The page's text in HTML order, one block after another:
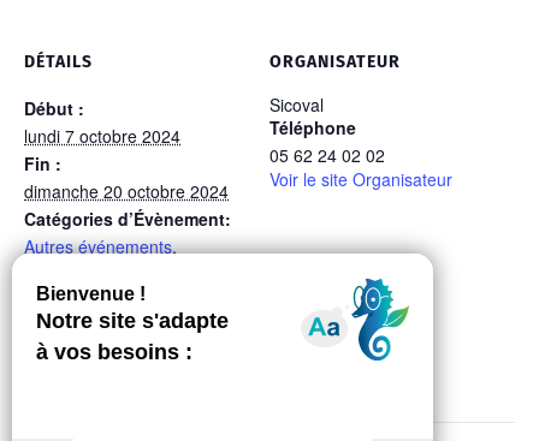
DÉTAILS
Début :
lundi 7 octobre 2024
Fin :
dimanche 20 octobre 2024
Catégories d’Évènement:
Autres événements,
Site :
https://www.auzeville.fr/wp-
content/uploads/2024/09/Pr
ogramme-semaine-sante-
ORGANISATEUR
Sicoval
Téléphone
05 62 24 02 02
Voir le site Organisateur